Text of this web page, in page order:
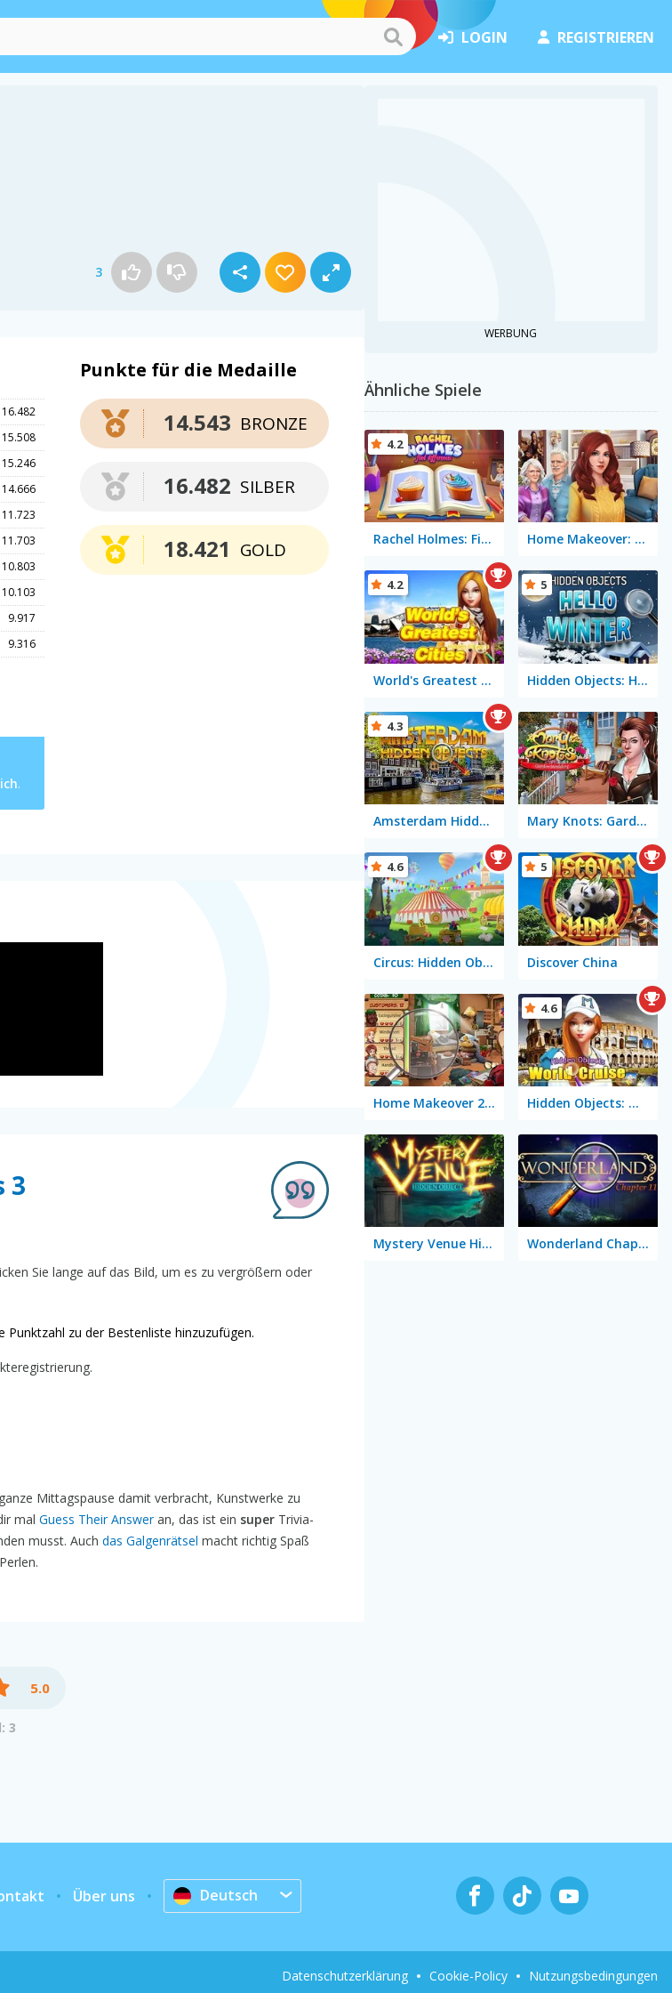
LOGIN REGISTRIEREN
3
16.482
15.508
15.246
14.666
11.723
11.703
10.803
10.103
9.917
9.316
.
Punkte für die Medaille
BRONZE
14.543
SILBER
16.482
GOLD
18.421
3
Sie lange auf das Bild, um es zu vergrößern oder
Punktzahl zu der Bestenliste hinzuzufügen.
Mittagspause damit verbracht, Kunstwerke zu
mal Guess Their Answeran, das ist ein super Trivia-
musst. Auch das Galgenrätsel macht richtig Spaß
5.0
3
WERBUNG
Ähnliche Spiele
Rachel Holmes: Find Differences
4.2
Home Makeover: Hidden Object
World's Greatest Cities: Hidden Objects
4.2
Hidden Objects: Hello Winter
5
Amsterdam Hidden Objects
4.3
Mary Knots: Garden Wedding
Circus: Hidden Objects
4.6
Discover China
5
Home Makeover 2 Hidden Object Hidden Objects: World Cruise
4.6
Mystery Venue Hidden Object Wonderland Chapter 11
Über uns Deutsch
Datenschutzerklärung Cookie-Policy Nutzungsbedingungen